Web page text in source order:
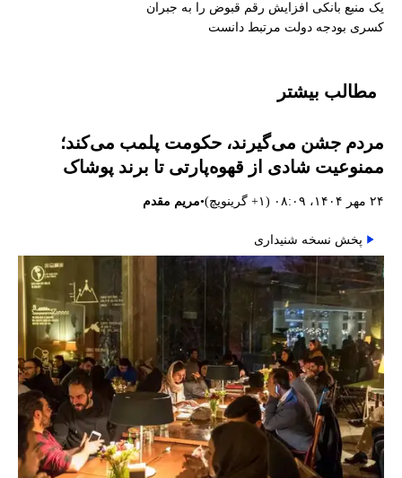
یک منبع بانکی افزایش رقم قبوض را به جبران
کسری بودجه دولت مرتبط دانست
مطالب بیشتر
مردم جشن می‌گیرند، حکومت پلمب می‌کند؛
ممنوعیت شادی از قهوه‌پارتی تا برند پوشاک
۲۴ مهر ۱۴۰۴، ۰۸:۰۹ (‎+۱ گرینویچ) •مریم مقدم
پخش نسخه شنیداری